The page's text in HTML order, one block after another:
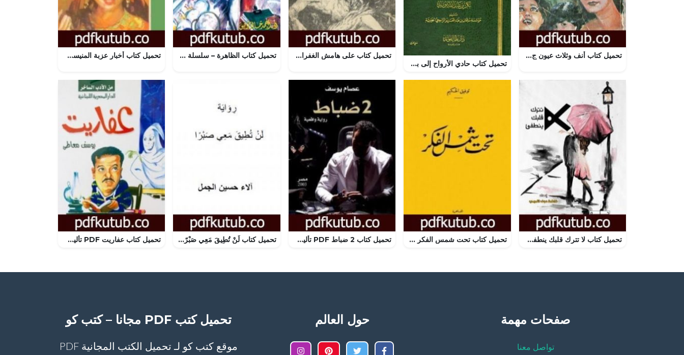
تحميل كتاب أنف وثلاث عيون ج1 PDF تأليف إحسان عبد القدوس مجانا [كامل]
تحميل كتاب حادي الأرواح إلى بلاد الأفراح لابن قيم الجوزية بصيغة PDF مجانا
تحميل كتاب على هامش الغفران PDF تأليف لويس عوض مجانا [كامل] تحميل كتاب الظاهرة – سلسلة سافاري PDF تأليف أحمد خالد توفيق مجانا [كامل] تحميل كتاب أخبار عزبة المنيسي PDF تأليف يوسف القعيد مجانا [كامل]
تحميل كتاب لا تترك قلبك ينطفئ PDF تأليف فاطمة عوف التميمي مجانا [كامل] تحميل كتاب تحت شمس الفكر PDF تأليف توفيق الحكيم مجانا [كامل] تحميل كتاب 2 ضباط PDF تأليف عصام يوسف مجانا [كامل] تحميل كتاب لَنْ تُطِيقَ مَعِي صَبْرًا PDF تأليف آلاء حسين الجمل مجانا [كامل] تحميل كتاب عفاريت PDF تأليف يوسف معاطي مجانا [كامل]
صفحات مهمة
تواصل معنا
حول العالم تحميل كتب PDF مجانا – كتب كو
موقع كتب كو لـ تحميل الكتب المجانية PDF